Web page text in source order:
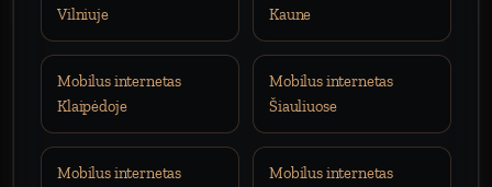
Vilniuje
Kaune
Mobilus internetas
Klaipėdoje
Mobilus internetas
Šiauliuose
Mobilus internetas
Mobilus internetas